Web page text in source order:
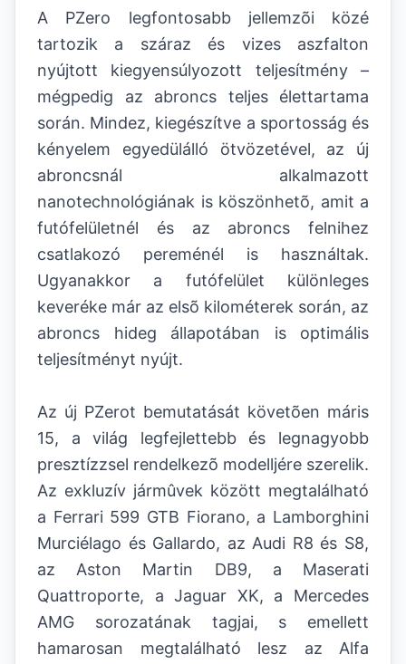
A PZero legfontosabb jellemzõi közé
tartozik a száraz és vizes aszfalton
nyújtott kiegyensúlyozott teljesítmény –
mégpedig az abroncs teljes élettartama
során. Mindez, kiegészítve a sportosság és
kényelem egyedülálló ötvözetével, az új
abroncsnál alkalmazott
nanotechnológiának is köszönhetõ, amit a
futófelületnél és az abroncs felnihez
csatlakozó pereménél is használtak.
Ugyanakkor a futófelület különleges
keveréke már az elsõ kilométerek során, az
abroncs hideg állapotában is optimális
teljesítményt nyújt.
Az új PZerot bemutatását követõen máris
15, a világ legfejlettebb és legnagyobb
presztízzsel rendelkezõ modelljére szerelik.
Az exkluzív jármûvek között megtalálható
a Ferrari 599 GTB Fiorano, a Lamborghini
Murciélago és Gallardo, az Audi R8 és S8,
az Aston Martin DB9, a Maserati
Quattroporte, a Jaguar XK, a Mercedes
AMG sorozatának tagjai, s emellett
hamarosan megtalálható lesz az Alfa